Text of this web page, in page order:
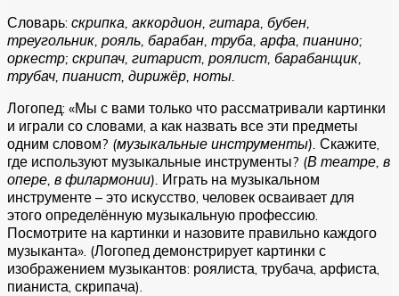
Словарь: скрипка, аккордион, гитара, бубен,
треугольник, рояль, барабан, труба, арфа, пианино;
оркестр; скрипач, гитарист, роялист, барабанщик,
трубач, пианист, дирижёр, ноты.
Логопед: «Мы с вами только что рассматривали картинки
и играли со словами, а как назвать все эти предметы
одним словом? (музыкальные инструменты). Скажите,
где используют музыкальные инструменты? (В театре, в
опере, в филармонии). Играть на музыкальном
инструменте – это искусство, человек осваивает для
этого определённую музыкальную профессию.
Посмотрите на картинки и назовите правильно каждого
музыканта». (Логопед демонстрирует картинки с
изображением музыкантов: роялиста, трубача, арфиста,
пианиста, скрипача).